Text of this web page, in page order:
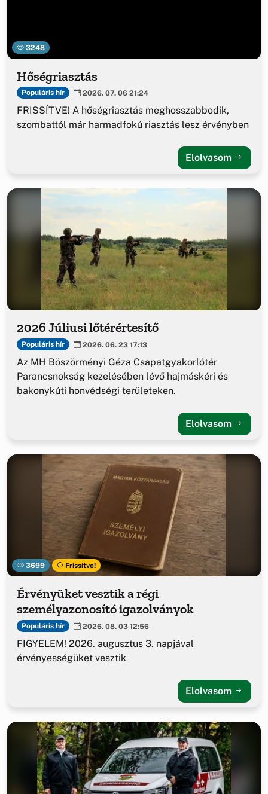
3248
Hőségriasztás
Populáris hír 2026. 07. 06 21:24
FRISSÍTVE! A hőségriasztás meghosszabbodik,
szombattól már harmadfokú riasztás lesz érvényben
Elolvasom
2026 Júliusi lőtérértesítő
Populáris hír 2026. 06. 23 17:13
Az MH Böszörményi Géza Csapatgyakorlótér
Parancsnokság kezelésében lévő hajmáskéri és
bakonykúti honvédségi területeken.
Elolvasom
3699 Frissítve!
Érvényüket vesztik a régi
személyazonosító igazolványok
Populáris hír 2026. 08. 03 12:56
FIGYELEM! 2026. augusztus 3. napjával
érvényességüket vesztik
Elolvasom